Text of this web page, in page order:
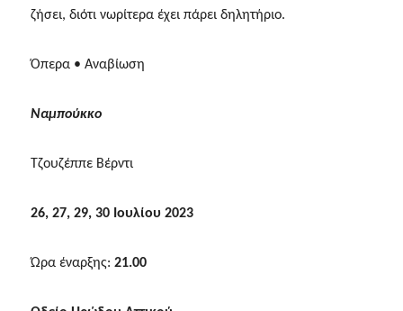
ζήσει, διότι νωρίτερα έχει πάρει δηλητήριο.
Όπερα • Αναβίωση
Ναμπούκκο
Τζουζέππε Βέρντι
26, 27, 29, 30 Ιουλίου 2023
Ώρα έναρξης: 21.00